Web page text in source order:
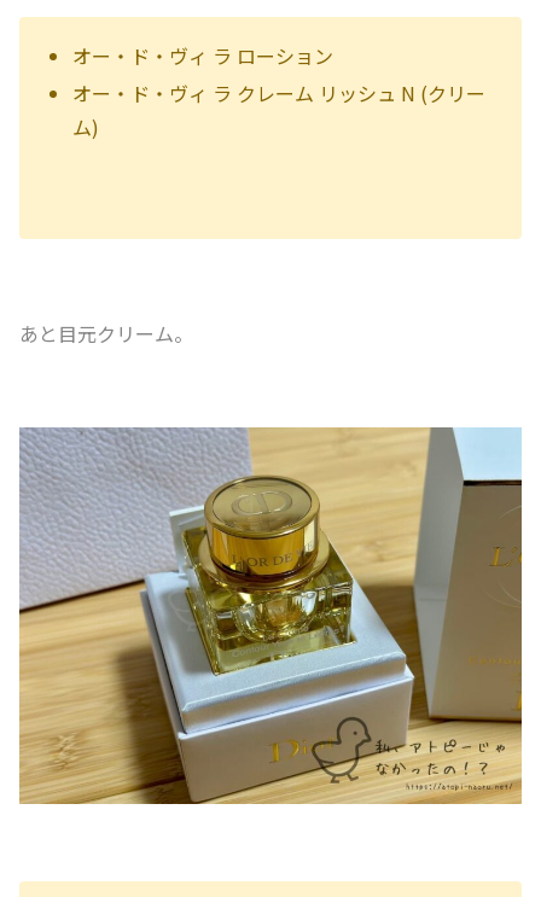
オー・ド・ヴィ ラ ローション
オー・ド・ヴィ ラ クレーム リッシュ N (クリー
ム)
あと目元クリーム。